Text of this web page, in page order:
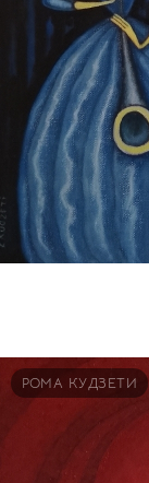
РОМА КУДЗЕТИ